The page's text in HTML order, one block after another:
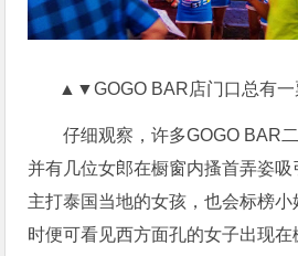
▲▼GOGO BAR店门口总有一
仔细观察，许多GOGO BAR
并有几位女郎在橱窗内搔首弄姿吸
主打泰国当地的女孩，也会标榜
时便可看见西方面孔的女子出现在